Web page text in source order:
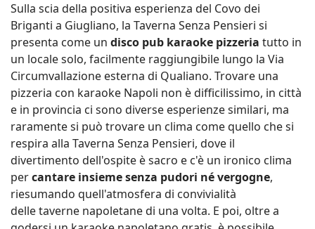
Sulla scia della positiva esperienza del Covo dei
Briganti a Giugliano, la Taverna Senza Pensieri si
presenta come un disco pub karaoke pizzeria tutto in
un locale solo, facilmente raggiungibile lungo la Via
Circumvallazione esterna di Qualiano. Trovare una
pizzeria con karaoke Napoli non è difficilissimo, in città
e in provincia ci sono diverse esperienze similari, ma
raramente si può trovare un clima come quello che si
respira alla Taverna Senza Pensieri, dove il
divertimento dell'ospite è sacro e c'è un ironico clima
percantare insieme senza pudori né vergogne,
riesumando quell'atmosfera di convivialità
delle taverne napoletane di una volta. E poi, oltre a